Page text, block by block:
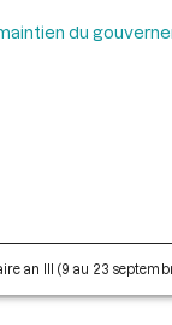
du
an III (9 au 23